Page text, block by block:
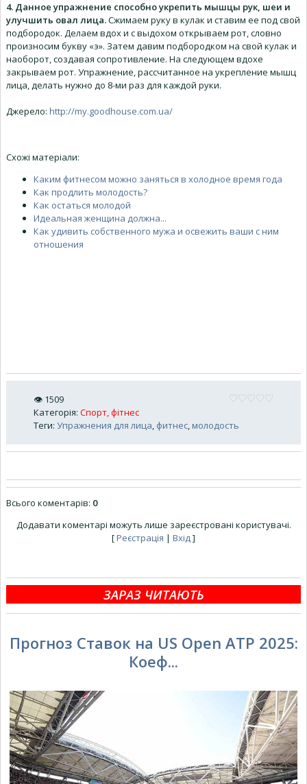
4. Данное упражнение способно укрепить мышцы рук, шеи и
улучшить овал лица.Сжимаем руку в кулак и ставим ее под свой
подбородок. Делаем вдох и с выдохом открываем рот, словно
произносим букву «э». Затем давим подбородком на свой кулак и
наоборот, создавая сопротивление. На следующем вдохе
закрываем рот. Упражнение, рассчитанное на укрепление мышц
лица, делать нужно до 8-ми раз для каждой руки.
Джерело: http://my.goodhouse.com.ua/
Схожі матеріали:
Каким фитнесом можно заняться в холодное время года
Как продлить молодость?
Как остаться молодой
Идеальная женщина должна...
Как удивить собственного мужа и освежить ваши с ним
отношения
👁 1509
Категорія: Спорт, фітнес
Теги: Упражнения для лица, фитнес, молодость
Всього коментарів: 0
Додавати коментарі можуть лише зареєстровані користувачі.
[Реєстрація | Вхід]
ЗАРАЗ ЧИТАЮТЬ
Прогноз Ставок на US Open ATP 2025:
Коеф...